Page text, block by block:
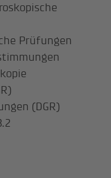
Prüfungen
(DGR)